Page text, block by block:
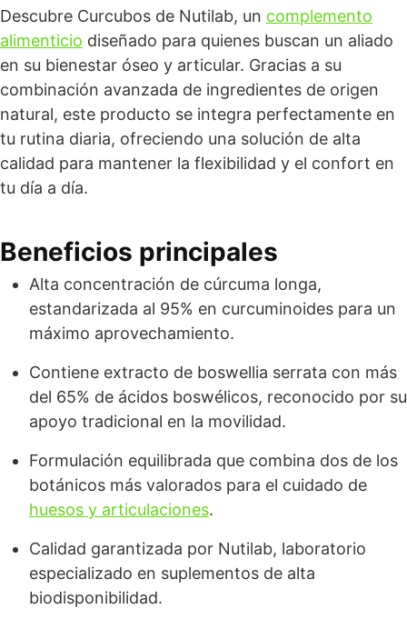
Descubre Curcubos de Nutilab, un complemento
alimenticio diseñado para quienes buscan un aliado
en su bienestar óseo y articular. Gracias a su
combinación avanzada de ingredientes de origen
natural, este producto se integra perfectamente en
tu rutina diaria, ofreciendo una solución de alta
calidad para mantener la flexibilidad y el confort en
tu día a día.
Beneficios principales
Alta concentración de cúrcuma longa,
estandarizada al 95% en curcuminoides para un
máximo aprovechamiento.
Contiene extracto de boswellia serrata con más
del 65% de ácidos boswélicos, reconocido por su
apoyo tradicional en la movilidad.
Formulación equilibrada que combina dos de los
botánicos más valorados para el cuidado de
huesos y articulaciones.
Calidad garantizada por Nutilab, laboratorio
especializado en suplementos de alta
biodisponibilidad.